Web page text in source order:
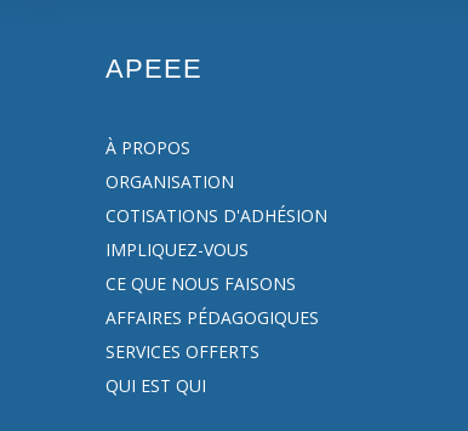
APEEE
À PROPOS
ORGANISATION
COTISATIONS D'ADHÉSION
IMPLIQUEZ-VOUS
CE QUE NOUS FAISONS
AFFAIRES PÉDAGOGIQUES
SERVICES OFFERTS
QUI EST QUI